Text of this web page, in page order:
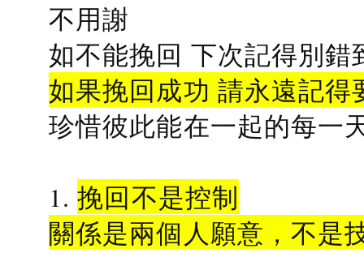
不用謝
如不能挽回 下次記得別錯
如果挽回成功 請永遠記得
珍惜彼此能在一起的每一
1.挽回不是控制
關係是兩個人願意，不是